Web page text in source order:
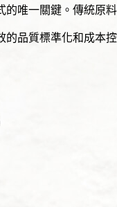
唯一關鍵。傳統原
品質標準化和成本